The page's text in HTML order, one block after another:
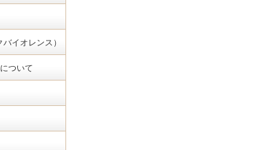
イオレンス）
ついて